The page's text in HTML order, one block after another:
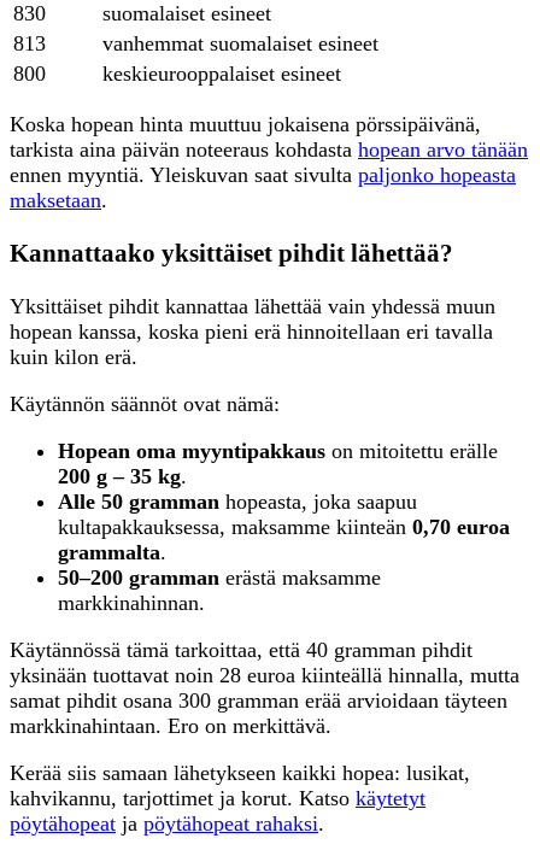
830
suomalaiset esineet
813
vanhemmat suomalaiset esineet
800
keskieurooppalaiset esineet
Koska hopean hinta muuttuu jokaisena pörssipäivänä,
tarkista aina päivän noteeraus kohdasta hopean arvo tänään
ennen myyntiä. Yleiskuvan saat sivulta paljonko hopeasta
maksetaan.
Kannattaako yksittäiset pihdit lähettää?
Yksittäiset pihdit kannattaa lähettää vain yhdessä muun
hopean kanssa, koska pieni erä hinnoitellaan eri tavalla
kuin kilon erä.
Käytännön säännöt ovat nämä:
Hopean oma myyntipakkaus on mitoitettu erälle
200 g – 35 kg.
Alle 50 gramman hopeasta, joka saapuu
kultapakkauksessa, maksamme kiinteän 0,70 euroa
grammalta.
50–200 gramman erästä maksamme
markkinahinnan.
Käytännössä tämä tarkoittaa, että 40 gramman pihdit
yksinään tuottavat noin 28 euroa kiinteällä hinnalla, mutta
samat pihdit osana 300 gramman erää arvioidaan täyteen
markkinahintaan. Ero on merkittävä.
Kerää siis samaan lähetykseen kaikki hopea: lusikat,
kahvikannu, tarjottimet ja korut. Katso käytetyt
pöytähopeat ja pöytähopeat rahaksi.